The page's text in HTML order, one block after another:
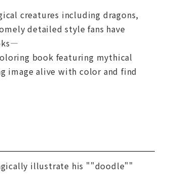
creatures including dragons,
detailed style fans have
book featuring mythical
image alive with color and find
illustrate his ""doodle""